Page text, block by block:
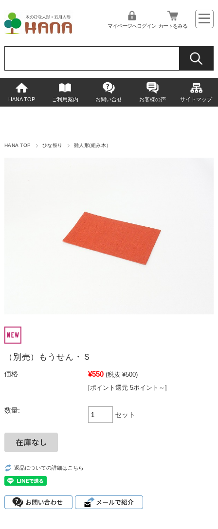
マイページへログイン カートをみる
HANA TOP ご利用案内 お問い合せ お客様の声 サイトマップ
HANA TOP ひな祭り 雛人形(組み木）
（別売）もうせん・Ｓ
価格: ¥550 (税抜 ¥500)
[ポイント還元 5ポイント～]
数量:
セット
返品についての詳細はこちら